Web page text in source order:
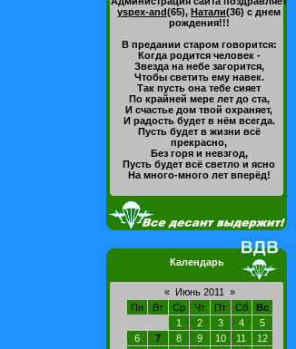
yspex-and(65), Натали(36) с днем
рождения!!!
В предании старом говорится:
Когда родится человек -
Звезда на небе загорится,
Чтобы светить ему навек.
Так пусть она тебе сияет
По крайней мере лет до ста,
И счастье дом твой охраняет,
И радость будет в нём всегда.
Пусть будет в жизни всё
прекрасно,
Без горя и невзгод,
Пусть будет всё светло и ясно
На много-много лет вперёд!
Календарь
« Июнь 2011
»
Пн
Вт Ср Чт Пт Сб
Вс
1
2 3 4
5
6
7 8 9 10 11
12